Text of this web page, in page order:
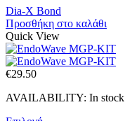
Dia-X Bond
Προσθήκη στο καλάθι
Quick View
€29.50
AVAILABILITY: In stock